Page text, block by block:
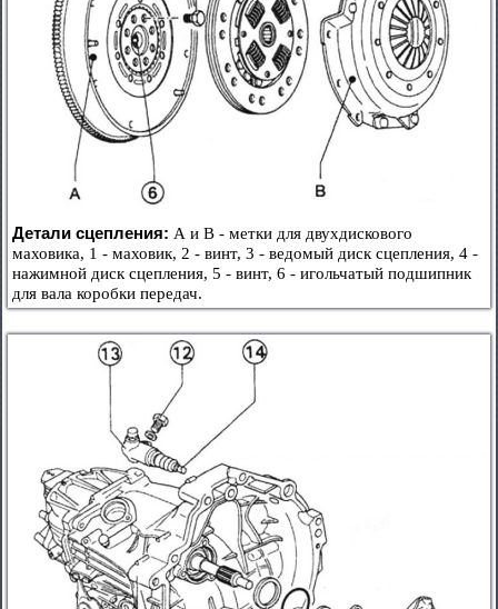
Детали сцепления: А и В - метки для двухдискового
маховика, 1 - маховик, 2 - винт, 3 - ведомый диск сцепления, 4 -
нажимной диск сцепления, 5 - винт, 6 - игольчатый подшипник
для вала коробки передач.